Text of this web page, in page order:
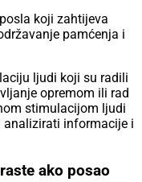
koji zahtijeva
pamćenja i
ljudi koji su radili
opremom ili rad
stimulacijom ljudi
analizirati informacije i
ako posao